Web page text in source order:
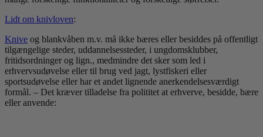
Lidt om knivloven:
Knive og blankvåben m.v. må ikke bæres eller besiddes på offentligt
tilgængelige steder, uddannelsessteder, i ungdomsklubber,
fritidsordninger og lign., medmindre det sker som led i
erhvervsudøvelse eller til brug ved jagt, lystfiskeri eller
sportsudøvelse eller har et andet lignende anerkendelsesværdigt
formål. – Det kræver tilladelse fra polititet at erhverve, besidde, bære
eller anvende: